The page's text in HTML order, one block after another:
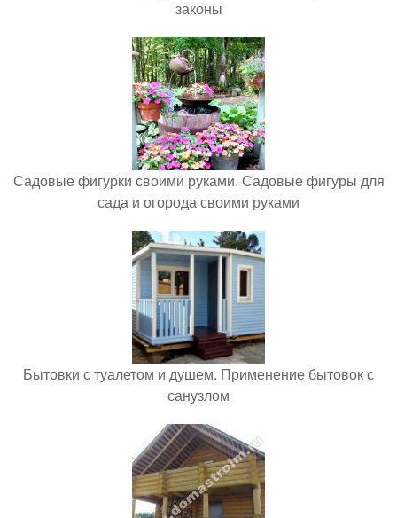
законы
Садовые фигурки своими руками. Садовые фигуры для
сада и огорода своими руками
Бытовки с туалетом и душем. Применение бытовок с
санузлом